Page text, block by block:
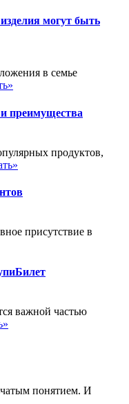
могут быть
в семье
преимущества
продуктов,
присутствие в
важной частью
понятием. И